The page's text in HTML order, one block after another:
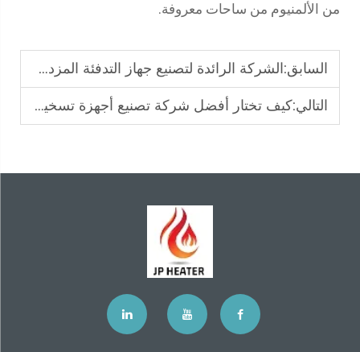
من الألمنيوم من ساحات معروفة.
السابق:الشركة الرائدة لتصنيع جهاز التدفئة المزدوج للهواء والماء في البرازيل
التالي:كيف تختار أفضل شركة تصنيع أجهزة تسخين الماء الساخن في بولندا؟